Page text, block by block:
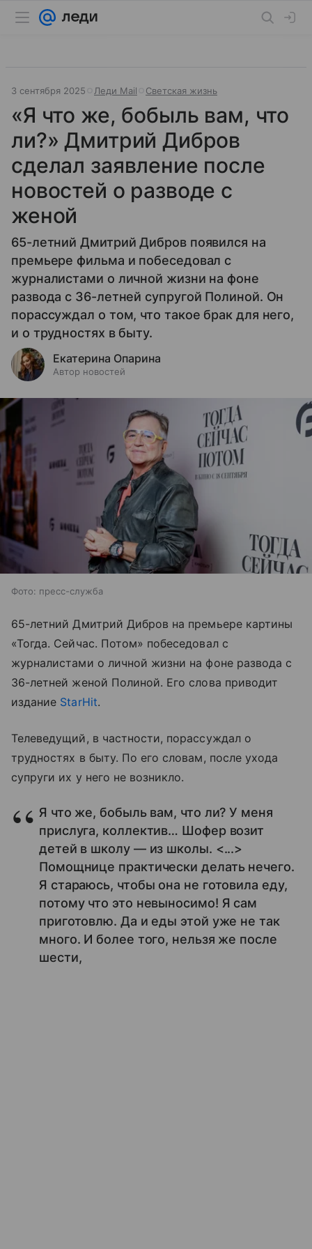
3 сентября 2025 Леди Mail Светская жизнь
«Я что же, бобыль вам, что
ли?» Дмитрий Дибров
сделал заявление после
новостей о разводе с
женой
65-летний Дмитрий Дибров появился на
премьере фильма и побеседовал с
журналистами о личной жизни на фоне
развода с 36-летней супругой Полиной. Он
порассуждал о том, что такое брак для него,
и о трудностях в быту.
Екатерина Опарина
Автор новостей
Фото: пресс-служба
65-летний Дмитрий Дибров на премьере картины
«Тогда. Сейчас. Потом» побеседовал с
журналистами о личной жизни на фоне развода с
36-летней женой Полиной. Его слова приводит
издание StarHit.
Телеведущий, в частности, порассуждал о
трудностях в быту. По его словам, после ухода
супруги их у него не возникло.
Я что же, бобыль вам, что ли? У меня
прислуга, коллектив… Шофер возит
детей в школу — из школы. <...>
Помощнице практически делать нечего.
Я стараюсь, чтобы она не готовила еду,
потому что это невыносимо! Я сам
приготовлю. Да и еды этой уже не так
много. И более того, нельзя же после
шести,